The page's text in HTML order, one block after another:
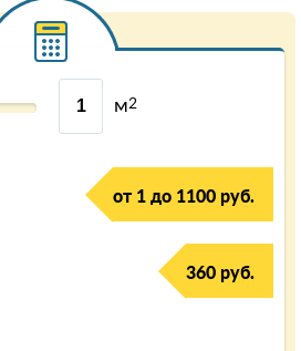
м2
от 1 до 1100 руб.
360 руб.